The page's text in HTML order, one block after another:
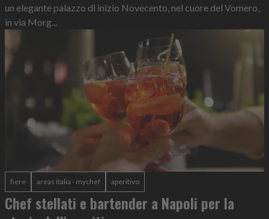
un elegante palazzo di inizio Novecento, nel cuore del Vomero,
in via Morg...
fiere areas italia - mychef aperitivo
Chef stellati e bartender a Napoli per la